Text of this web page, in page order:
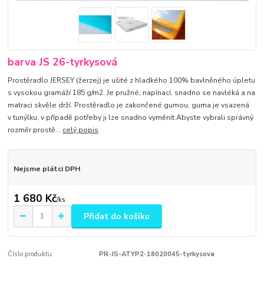
barva JS 26-tyrkysová
Prostěradlo JERSEY (žerzej) je ušité z hladkého 100% bavlněného úpletu
s vysokou gramáží 185 g/m2. Je pružné, napínací, snadno se navléká a na
matraci skvěle drží. Prostěradlo je zakončené gumou, guma je vsazená
v tunýlku, v případě potřeby ji lze snadno vyměnit.Abyste vybrali správný
rozměr prostě... celý popis
Nejsme plátci DPH
1 680 Kč/ks
Přidat do košíku
Číslo produktu: PR-JS-ATYP2-18020045-tyrkysova